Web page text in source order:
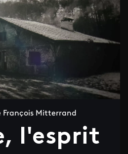
François Mitterrand
l'esprit